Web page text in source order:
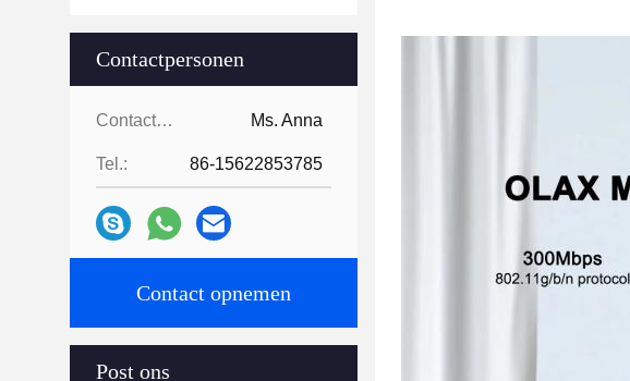
Contactpersonen
Contactpersonen: Ms. Anna
Tel.: 86-15622853785
Contact opnemen
Post ons